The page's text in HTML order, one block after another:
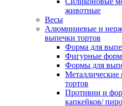
животные
Весы
Алюминиевые и
выпечки тортов
Форма для
Фигурные
Формы для
Металлические
тортов
Противни и
капкейков/